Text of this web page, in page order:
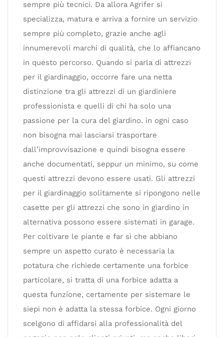
sempre più tecnici. Da allora Agrifer si
specializza, matura e arriva a fornire un servizio
sempre più completo, grazie anche agli
innumerevoli marchi di qualità, che lo affiancano
in questo percorso. Quando si parla di attrezzi
per il giardinaggio, occorre fare una netta
distinzione tra gli attrezzi di un giardiniere
professionista e quelli di chi ha solo una
passione per la cura del giardino. in ogni caso
non bisogna mai lasciarsi trasportare
dall’improvvisazione e quindi bisogna essere
anche documentati, seppur un minimo, su come
questi attrezzi devono essere usati. Gli attrezzi
per il giardinaggio solitamente si ripongono nelle
casette per gli attrezzi che sono in giardino in
alternativa possono essere sistemati in garage.
Per coltivare le piante e far sì che abbiano
sempre un aspetto curato è necessaria la
potatura che richiede certamente una forbice
particolare, si tratta di una forbice adatta a
questa funzione, certamente per sistemare le
siepi non è adatta la stessa forbice. Ogni giorno
scelgono di affidarsi alla professionalità del